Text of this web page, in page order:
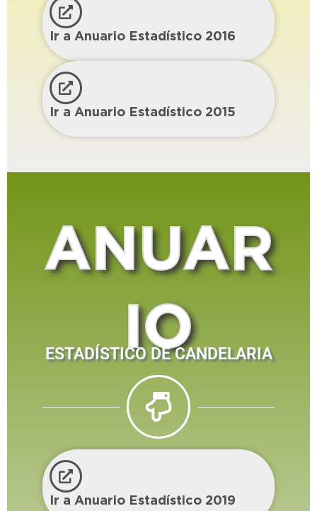
Ir a Anuario Estadístico 2016
Ir a Anuario Estadístico 2015
ANUAR
IO
ESTADÍSTICO DE CANDELARIA
Ir a Anuario Estadístico 2019